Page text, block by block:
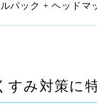
パック + ヘッドマ
すみ対策に